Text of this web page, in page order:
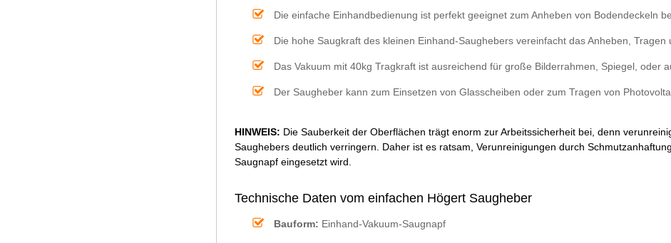
Die einfache Einhandbedienung ist perfekt geeignet zum Anheben von Bodendeckeln
Die hohe Saugkraft des kleinen Einhand-Saughebers vereinfacht das Anheben,
Das Vakuum mit 40kg Tragkraft ist ausreichend für große Bilderrahmen, Spiegel, oder
Der Saugheber kann zum Einsetzen von Glasscheiben oder zum Tragen von
HINWEIS: Die Sauberkeit der Oberflächen trägt enorm zur Arbeitssicherheit bei, denn
Saughebers deutlich verringern. Daher ist es ratsam, Verunreinigungen durch
Saugnapf eingesetzt wird.
Technische Daten vom einfachen Högert Saugheber
Bauform: Einhand-Vakuum-Saugnapf